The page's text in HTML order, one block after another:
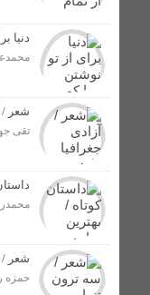
رضا داوودی به عنوان
شهرستان لالی منصوب
هماهنگی
رهاسازی ۱۹۰
شهرستان لالی + تصاویر
انتصاب فرمانده جدید
عبدالرضا مردانی
آتش سوزی در مزارع
دنیا
شعر /
تقی
شعر /
حمزه